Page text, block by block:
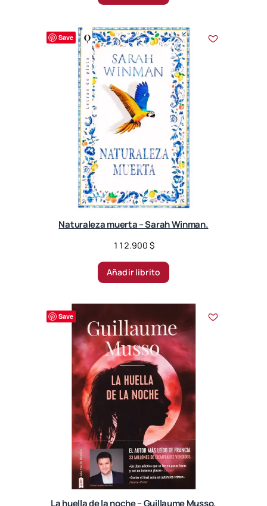
Save
Naturaleza muerta – Sarah Winman.
112.900 $
Añadir librito
Save
La huella de la noche – Guillaume Musso.